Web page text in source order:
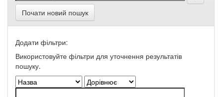
Почати новий пошук
Додати фільтри:
Використовуйте фільтри для уточнення результатів
пошуку.